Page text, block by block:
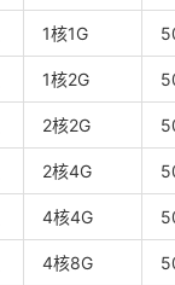
1核1G
1核2G
2核2G
2核4G
4核4G
4核8G